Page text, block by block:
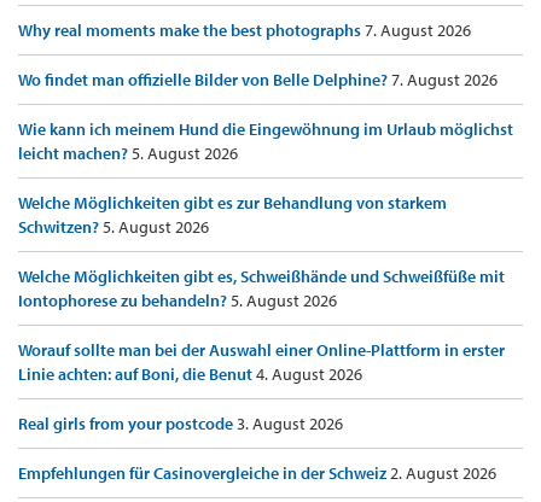
Why real moments make the best photographs7. August 2026
Wo findet man offizielle Bilder von Belle Delphine?7. August 2026
Wie kann ich meinem Hund die Eingewöhnung im Urlaub möglichst
leicht machen?5. August 2026
Welche Möglichkeiten gibt es zur Behandlung von starkem
Schwitzen?5. August 2026
Welche Möglichkeiten gibt es, Schweißhände und Schweißfüße mit
Iontophorese zu behandeln?5. August 2026
Worauf sollte man bei der Auswahl einer Online-Plattform in erster
Linie achten: auf Boni, die Benut4. August 2026
Real girls from your postcode3. August 2026
Empfehlungen für Casinovergleiche in der Schweiz2. August 2026